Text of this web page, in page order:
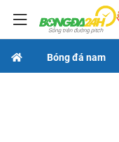
Bóng đá nam